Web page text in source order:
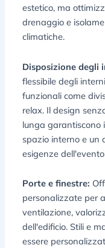
estetico, ma
drenaggio e
climatiche.
Disposizione degli
flessibile degli
funzionali come
relax. Il design
lunga garantiscono
spazio interno e un
esigenze
Porte e finestre:
personalizzate per
ventilazione,
dell'edificio. Stili e
essere